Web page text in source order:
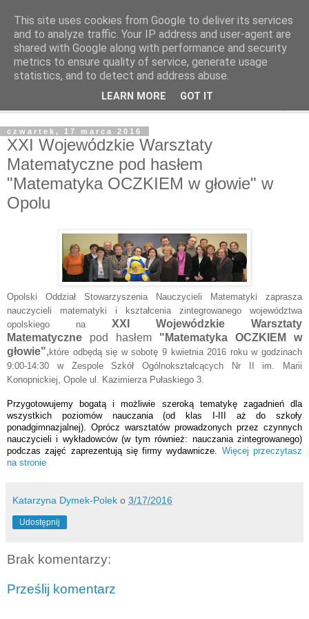
czwartek, 17 marca 2016
XXI Wojewódzkie Warsztaty
Matematyczne pod hasłem
"Matematyka OCZKIEM w głowie" w
Opolu
Opolski Oddział Stowarzyszenia Nauczycieli Matematyki zaprasza
nauczycieli matematyki i kształcenia zintegrowanego województwa
opolskiego na XXI Wojewódzkie Warsztaty
Matematyczne pod hasłem
"Matematyka OCZKIEM w
głowie",które odbędą się w sobotę 9 kwietnia 2016 roku w godzinach
9:00-14:30 w Zespole Szkół Ogólnokształcących Nr II im. Marii
Konopnickiej, Opole ul. Kazimierza Pułaskiego 3.
Przygotowujemy bogatą i możliwie szeroką tematykę zagadnień dla
wszystkich poziomów nauczania (od klas I-III aż do szkoły
ponadgimnazjalnej). Oprócz warsztatów prowadzonych przez czynnych
nauczycieli i wykładowców (w tym również: nauczania zintegrowanego)
podczas zajęć zaprezentują się firmy wydawnicze. Więcej przeczytasz
na stronie
Katarzyna Dymek-Polek o 3/17/2016
Udostępnij
Brak komentarzy:
Prześlij komentarz
This site uses cookies from Google to deliver its services
and to analyze traffic. Your IP address and user-agent are
shared with Google along with performance and security
metrics to ensure quality of service, generate usage
statistics, and to detect and address abuse.
LEARN MORE GOT IT